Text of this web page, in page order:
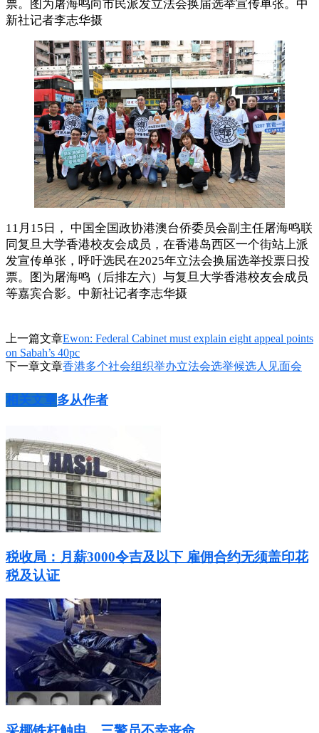
票。图为屠海鸣向市民派发立法会换届选举宣传单张。中
新社记者李志华摄
11月15日， 中国全国政协港澳台侨委员会副主任屠海鸣联
同复旦大学香港校友会成员，在香港岛西区一个街站上派
发宣传单张，呼吁选民在2025年立法会换届选举投票日投
票。图为屠海鸣（后排左六）与复旦大学香港校友会成员
等嘉宾合影。中新社记者李志华摄
上一篇文章Ewon: Federal Cabinet must explain eight appeal points
on Sabah’s 40pc
下一章文章香港多个社会组织举办立法会选举候选人见面会
相关文章多从作者
税收局：月薪3000令吉及以下 雇佣合约无须盖印花
税及认证